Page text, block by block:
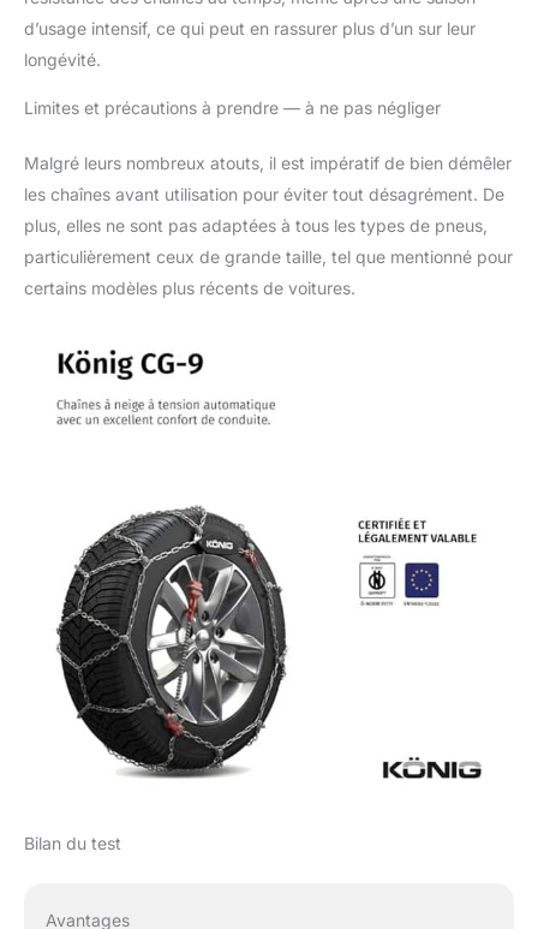
emballage portent les
marquages requis par
PNEUMATIQUES
215/65-16, 225/60-16,
205/65-17, 235/50-17,
245/45-17, 255/40-17,
265/40-17, 195/60-18,
205/55-18, 215/50-18,
235/45-18, 245/40-18,
d’usage intensif, ce qui peut en rassurer plus d’un sur leur
longévité.
Limites et précautions à prendre — à ne pas négliger
Malgré leurs nombreux atouts, il est impératif de bien démêler
les chaînes avant utilisation pour éviter tout désagrément. De
plus, elles ne sont pas adaptées à tous les types de pneus,
particulièrement ceux de grande taille, tel que mentionné pour
certains modèles plus récents de voitures.
Bilan du test
Avantages